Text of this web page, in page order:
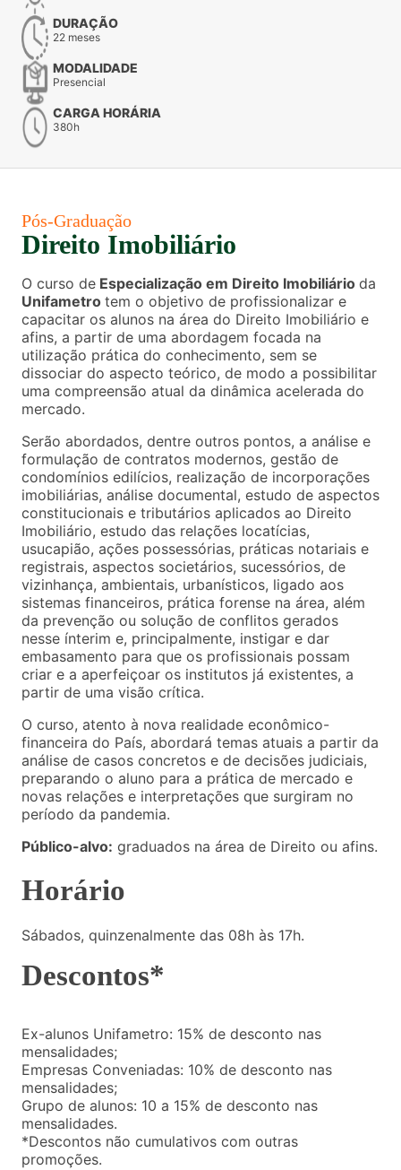
DURAÇÃO
22 meses
MODALIDADE
Presencial
CARGA HORÁRIA
380h
Pós-Graduação
Direito Imobiliário
O curso de Especialização em Direito Imobiliário da
Unifametro tem o objetivo de profissionalizar e
capacitar os alunos na área do Direito Imobiliário e
afins, a partir de uma abordagem focada na
utilização prática do conhecimento, sem se
dissociar do aspecto teórico, de modo a possibilitar
uma compreensão atual da dinâmica acelerada do
mercado.
Serão abordados, dentre outros pontos, a análise e
formulação de contratos modernos, gestão de
condomínios edilícios, realização de incorporações
imobiliárias, análise documental, estudo de aspectos
constitucionais e tributários aplicados ao Direito
Imobiliário, estudo das relações locatícias,
usucapião, ações possessórias, práticas notariais e
registrais, aspectos societários, sucessórios, de
vizinhança, ambientais, urbanísticos, ligado aos
sistemas financeiros, prática forense na área, além
da prevenção ou solução de conflitos gerados
nesse ínterim e, principalmente, instigar e dar
embasamento para que os profissionais possam
criar e a aperfeiçoar os institutos já existentes, a
partir de uma visão crítica.
O curso, atento à nova realidade econômico-
financeira do País, abordará temas atuais a partir da
análise de casos concretos e de decisões judiciais,
preparando o aluno para a prática de mercado e
novas relações e interpretações que surgiram no
período da pandemia.
Público-alvo: graduados na área de Direito ou afins.
Horário
Sábados, quinzenalmente das 08h às 17h.
Descontos*
Ex-alunos Unifametro: 15% de desconto nas
mensalidades;
Empresas Conveniadas: 10% de desconto nas
mensalidades;
Grupo de alunos: 10 a 15% de desconto nas
mensalidades.
*Descontos não cumulativos com outras
promoções.